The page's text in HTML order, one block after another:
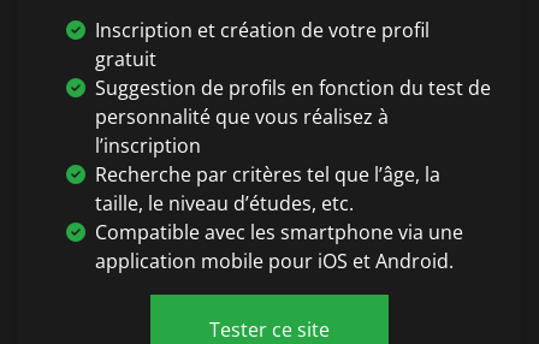
Inscription et création de votre profil
gratuit
Suggestion de profils en fonction du test de
personnalité que vous réalisez à
l’inscription
Recherche par critères tel que l’âge, la
taille, le niveau d’études, etc.
Compatible avec les smartphone via une
application mobile pour iOS et Android.
Tester ce site